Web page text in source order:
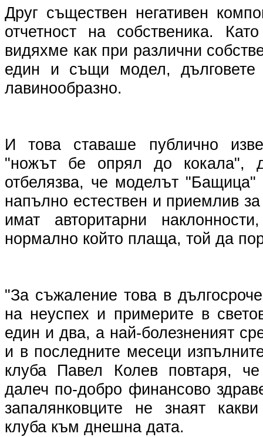
Друг съществен негативен
отчетност на собственика.
видяхме как при различни
един и същи модел, дълговете
лавинообразно.
И това ставаше публично
"ножът бе опрял до кокала",
отбелязва, че моделът "Бащица"
напълно естествен и приемлив
имат авторитарни
нормално който плаща, той да
"За съжаление това в
на неуспех и примерите в
един и два, а най-болезненият
и в последните месеци
клуба Павел Колев повтаря,
далеч по-добро финансово
запалянковците не знаят
клуба към днешна дата.